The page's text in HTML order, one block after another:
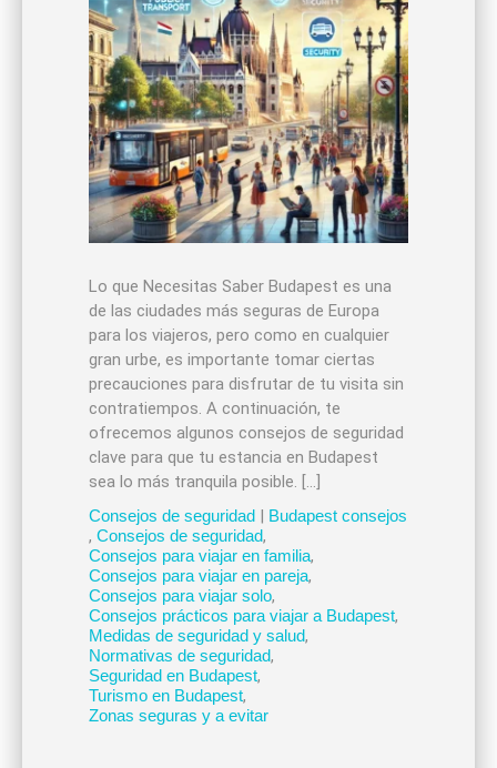
Lo que Necesitas Saber Budapest es una
de las ciudades más seguras de Europa
para los viajeros, pero como en cualquier
gran urbe, es importante tomar ciertas
precauciones para disfrutar de tu visita sin
contratiempos. A continuación, te
ofrecemos algunos consejos de seguridad
clave para que tu estancia en Budapest
sea lo más tranquila posible. […]
Consejos de seguridad Budapest consejos
, Consejos de seguridad,
Consejos para viajar en familia,
Consejos para viajar en pareja,
Consejos para viajar solo,
Consejos prácticos para viajar a Budapest,
Medidas de seguridad y salud,
Normativas de seguridad,
Seguridad en Budapest,
Turismo en Budapest,
Zonas seguras y a evitar